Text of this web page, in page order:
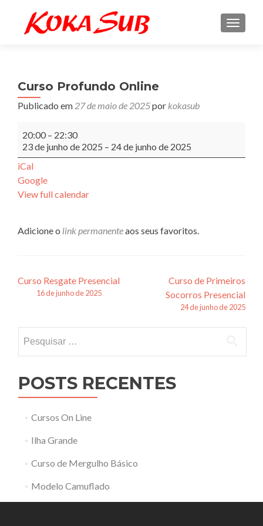
Curso Profundo Online
Publicado em 27 de maio de 2025por kokasub
Profundo
Online
20:00 – 22:30
23 de junho de 2025 – 24 de junho de 2025
iCal
Google
View full calendar
Adicione o link permanenteaos seus favoritos.
Navegação
posts
Curso Resgate Presencial
16 de junho de 2025
Curso de Primeiros
Socorros Presencial
24 de junho de 2025
por:
POSTS RECENTES
Cursos On Line
Ilha Grande
Curso de Mergulho Básico
Modelo Camuflado